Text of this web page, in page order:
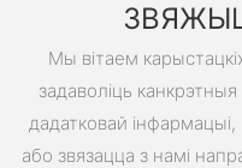
Мы вітаем
задаволіць
дадатковай
або звязацца з намі